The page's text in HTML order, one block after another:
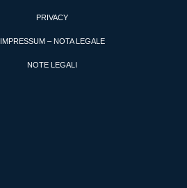
PRIVACY
IMPRESSUM – NOTA LEGALE
NOTE LEGALI